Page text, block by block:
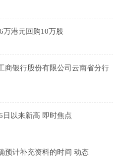
万港元回购10万股
商银行股份有限公司云南省分行
日以来新高 即时焦点
预计补充资料的时间 动态